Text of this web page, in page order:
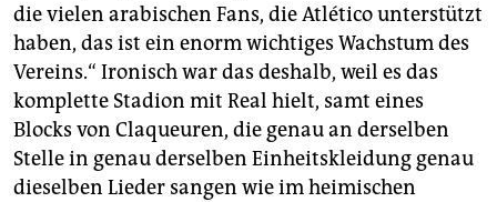
die vielen arabischen Fans, die Atlético unterstützt
haben, das ist ein enorm wichtiges Wachstum des
Vereins.“ Ironisch war das deshalb, weil es das
komplette Stadion mit Real hielt, samt eines
Blocks von Claqueuren, die genau an derselben
Stelle in genau derselben Einheitskleidung genau
dieselben Lieder sangen wie im heimischen